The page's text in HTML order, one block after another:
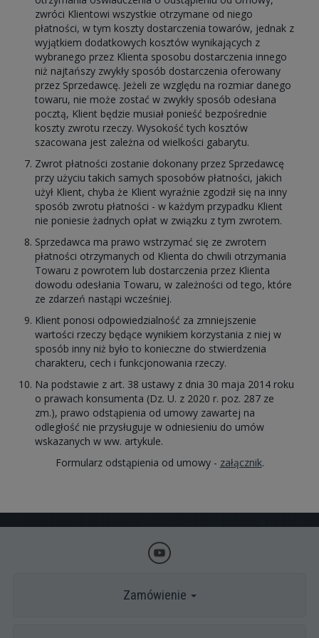
zwróci Klientowi wszystkie otrzymane od niego
płatności, w tym koszty dostarczenia towarów, jednak z
wyjątkiem dodatkowych kosztów wynikających z
wybranego przez Klienta sposobu dostarczenia innego
niż najtańszy zwykły sposób dostarczenia oferowany
przez Sprzedawcę. Jeżeli ze względu na rozmiar danego
towaru, nie może zostać w zwykły sposób odesłana
pocztą, Klient będzie musiał ponieść bezpośrednie
koszty zwrotu rzeczy. Wysokość tych kosztów
szacowana jest zależna od wielkości gabarytu.
Zwrot płatności zostanie dokonany przez Sprzedawcę
przy użyciu takich samych sposobów płatności, jakich
użył Klient, chyba że Klient wyraźnie zgodził się na inny
sposób zwrotu płatności - w każdym przypadku Klient
nie poniesie żadnych opłat w związku z tym zwrotem.
Sprzedawca ma prawo wstrzymać się ze zwrotem
płatności otrzymanych od Klienta do chwili otrzymania
Towaru z powrotem lub dostarczenia przez Klienta
dowodu odesłania Towaru, w zależności od tego, które
ze zdarzeń nastąpi wcześniej.
Klient ponosi odpowiedzialność za zmniejszenie
wartości rzeczy będące wynikiem korzystania z niej w
sposób inny niż było to konieczne do stwierdzenia
charakteru, cech i funkcjonowania rzeczy.
Na podstawie z art. 38 ustawy z dnia 30 maja 2014 roku
o prawach konsumenta (Dz. U. z 2020 r. poz. 287 ze
zm.), prawo odstąpienia od umowy zawartej na
odległość nie przysługuje w odniesieniu do umów
wskazanych w ww. artykule.
Formularz odstąpienia od umowy - załącznik.
Zamówienie